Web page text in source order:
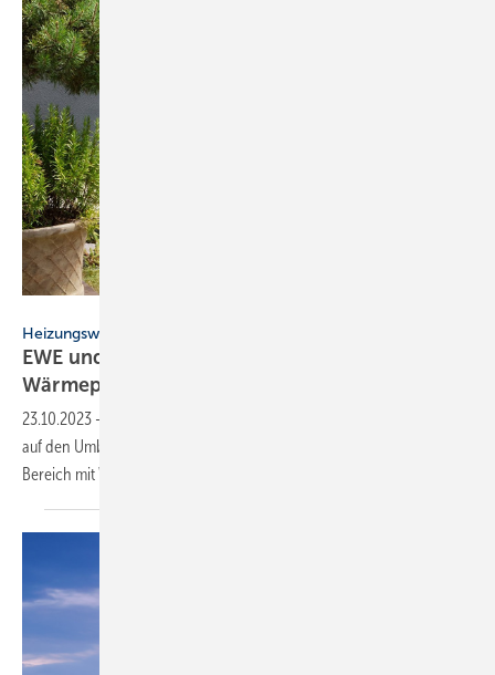
Heizungswende
EWE und Daikin kooperieren beim
Wärmepumpen-Rollout
23.10.2023 -
auf den Umbau von Heiztechnik im privaten und gewerblichen
Bereich mit Wärmepumpen